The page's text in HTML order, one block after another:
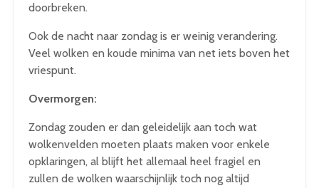
doorbreken.
Ook de nacht naar zondag is er weinig verandering.
Veel wolken en koude minima van net iets boven het
vriespunt.
Overmorgen:
Zondag zouden er dan geleidelijk aan toch wat
wolkenvelden moeten plaats maken voor enkele
opklaringen, al blijft het allemaal heel fragiel en
zullen de wolken waarschijnlijk toch nog altijd